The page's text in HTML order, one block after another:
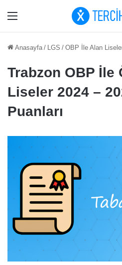
Menü
Anasayfa / LGS / OBP İle Alan
Trabzon OBP İle
Liseler 2024 –
Puanları